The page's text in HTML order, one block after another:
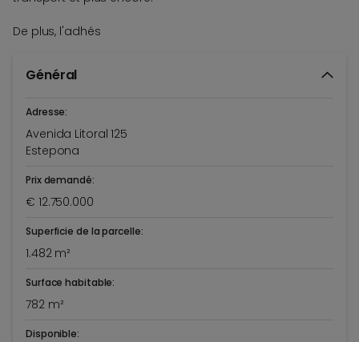
De plus, l'adhés
Général
Adresse:
Avenida Litoral 125
Estepona
Prix demandé:
€ 12.750.000
Superficie de la parcelle:
1.482 m²
Surface habitable:
782 m²
Disponible: